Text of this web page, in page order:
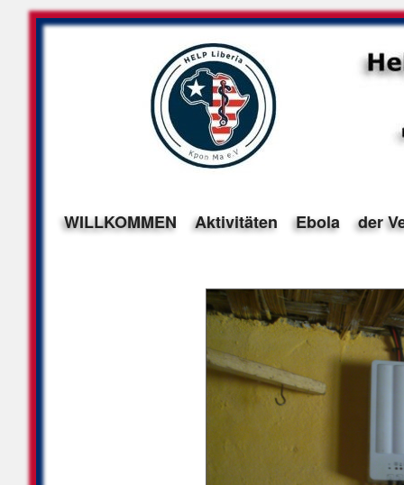
WILLKOMMEN Aktivitäten Ebola der